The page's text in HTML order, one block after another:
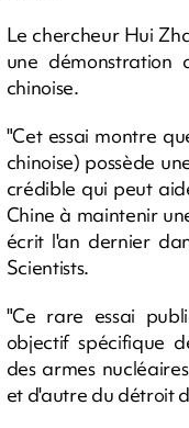
Le chercheur Hui
une
chinoise.
"Cet essai montre
chinoise) possède
crédible qui peut
Chine à maintenir
écrit l'an dernier
Scientists.
"Ce rare essai
objectif spécifique
des armes
et d'autre du détroit